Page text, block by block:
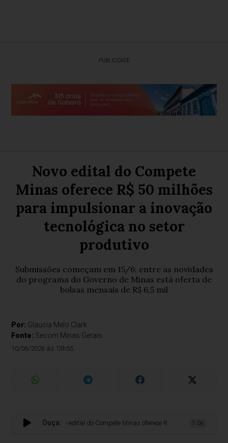
PUBLICIDADE
Novo edital do Compete
Minas oferece R$ 50 milhões
para impulsionar a inovação
tecnológica no setor
produtivo
Submissões começam em 15/6; entre as novidades
do programa do Governo de Minas está oferta de
bolsas mensais de R$ 6,5 mil
Por: Glaucia Melo Clark
Fonte: Secom Minas Gerais
10/06/2026 às 13h55
Ouça:
Novo edital do Compete Minas oferece R$ 50 milhões para
1.0x